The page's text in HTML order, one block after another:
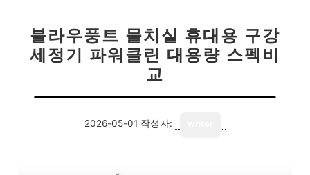
블라우풍트 물치실 휴대용 구강
세정기 파워클린 대용량 스펙비
교
2026-05-01 작성자: